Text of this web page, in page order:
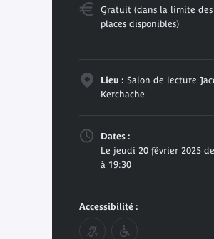
Gratuit (dans la limite des
places disponibles)
Lieu : Salon de lecture
Kerchache
Dates :
Le jeudi 20 février 2025
à 19:30
Accessibilité :